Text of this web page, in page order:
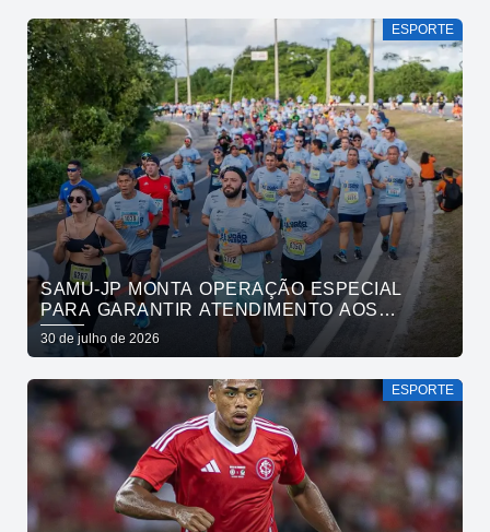
ESPORTE
SAMU-JP MONTA OPERAÇÃO ESPECIAL
PARA GARANTIR ATENDIMENTO AOS
ATLETAS DA MARATONA INTERNACIONAL
DE JOÃO PESSOA
30 de julho de 2026
ESPORTE